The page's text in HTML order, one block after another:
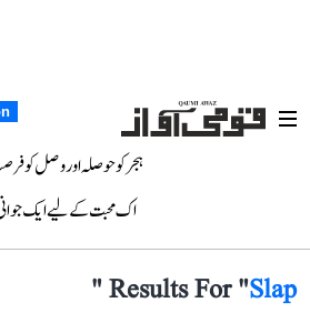
ہجر کو حوصلہ اور وصل کو
اک محبت کے لیے ایک
Results For "Slap
"